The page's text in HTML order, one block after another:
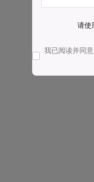
请使
我已阅读并同意